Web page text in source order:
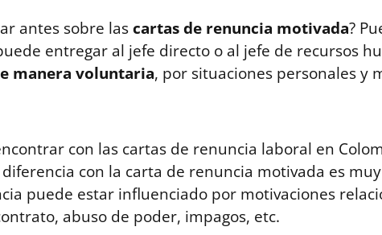
antes sobre lascartas de renuncia motivada?
entregar al jefe directo o al jefe de recursos
manera voluntaria, por situaciones personales y
con las cartas de renuncia laboral en
con la carta de renuncia motivada es muy
puede estar influenciado por motivaciones
abuso de poder, impagos, etc.